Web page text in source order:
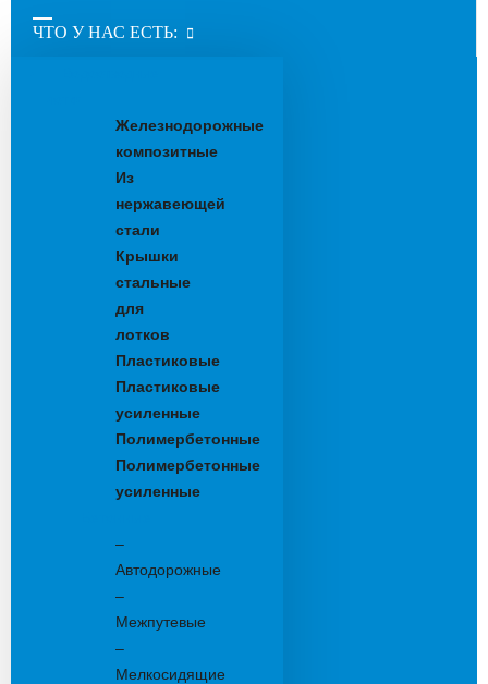
ЧТО У НАС ЕСТЬ:
Железнодорожные
композитные
Из
нержавеющей
стали
Крышки
стальные
для
лотков
Пластиковые
Пластиковые
усиленные
Полимербетонные
Полимербетонные
усиленные
–
Автодорожные
–
Межпутевые
–
Мелкосидящие